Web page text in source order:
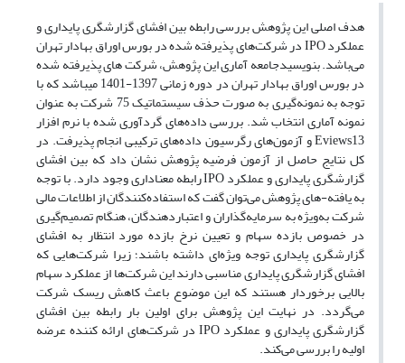
هدف اصلی این پژوهش بررسی رابطه بین افشای گزارشگری پایداری و
عملکرد IPO در شرکت‌های پذیرفته شده در بورس اوراق بهادار تهران
می‌باشد. بنویسیدجامعه آماری این پژوهش، شرکت های پذیرفته شده
در بورس اوراق بهادار تهران در دوره زمانی 1397-1401 میباشد که با
توجه به نمونه‌گیری به صورت حذف سیستماتیک 75 شرکت به عنوان
نمونه آماری انتخاب شد. بررسی داده‌های گردآوری شده با نرم افزار
Eviews13 و آزمون‌های رگرسیون داده‌های ترکیبی انجام پذیرفت. در
کل نتایج حاصل از آزمون فرضیه پژوهش نشان داد که بین افشای
گزارشگری پایداری و عملکرد IPO رابطه معناداری وجود دارد. با توجه
به یافته-های پژوهش می‌توان گفت که استفاده‌کنندگان از اطلاعات مالی
شرکت به‌ویژه به سرمایه‌گذاران و اعتباردهندگان، هنگام تصمیم‌گیری
در خصوص بازده سهام و تعیین نرخ بازده مورد انتظار به افشای
گزارشگری پایداری توجه ویژه‌ای داشته باشند؛ زیرا شرکت‌هایی که
افشای گزارشگری پایداری مناسبی دارند این شرکت‌ها از عملکرد سهام
بالایی برخوردار هستند که این موضوع باعث کاهش ریسک شرکت
می‌گردد. در نهایت این پژوهش برای اولین ‌بار رابطه بین افشای
گزارشگری پایداری و عملکرد IPO در شرکت‌های ارائه کننده عرضه
اولیه را بررسی می‌کند.